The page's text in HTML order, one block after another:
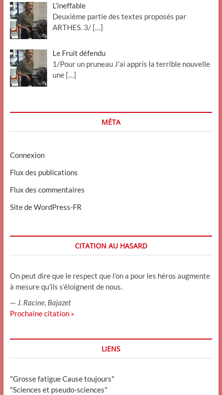
L’ineffable
Deuxième partie des textes proposés par
ARTHES. 3/ […]
Le Fruit défendu
1/Pour un pruneau J’ai appris la terrible nouvelle
une […]
MÉTA
Connexion
Flux des publications
Flux des commentaires
Site de WordPress-FR
CITATION AU HASARD
On peut dire que le respect que l’on a pour les héros augmente
à mesure qu’ils s’éloignent de nous.
— J. Racine, Bajazet
Prochaine citation »
LIENS
"Grosse fatigue Cause toujours"
"Sciences et pseudo-sciences"